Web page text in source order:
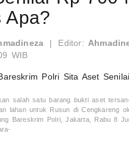
Apa?
| Editor:
WIB
salah satu barang bukti aset
lahan untuk Rusun di Cengkareng
Bareskrim Polri, Jakarta, Rabu 8